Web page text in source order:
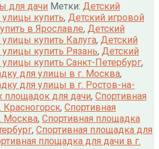
для дачи Метки: Детский
купить, Детский игровой
в Ярославле, Детский
купить Калуга, Детский
купить Рязань, Детский
купить Санкт-Петербург,
для улицы в г. Москва,
для улицы в г. Ростов-на-
площадок для дачи, Спортивная
Красногорск, Спортивная
Москва, Спортивная площадка
, Спортивная площадка для
площадка для дачи в г.